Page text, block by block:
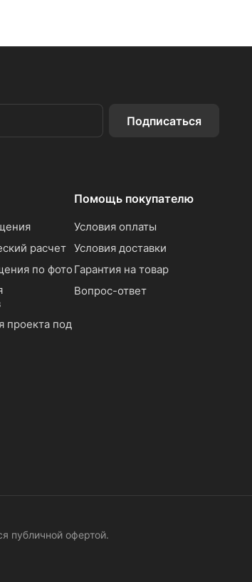
Подписаться
расчет
по фото
проекта под
Помощь покупателю
Условия оплаты
Условия доставки
Гарантия на товар
Вопрос-ответ
публичной офертой.